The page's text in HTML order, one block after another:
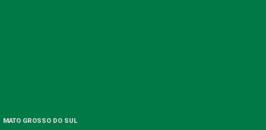
MATO GROSSO DO SUL